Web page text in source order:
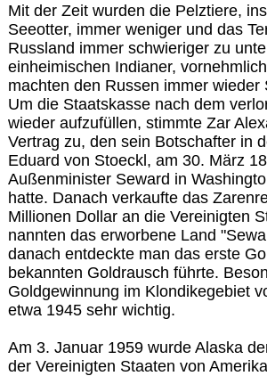
Mit der Zeit wurden die Pelztiere,
Seeotter, immer weniger und das
Russland immer schwieriger zu
einheimischen Indianer,
machten den Russen immer wieder
Um die Staatskasse nach dem
wieder aufzufüllen, stimmte Zar
Vertrag zu, den sein Botschafter in
Eduard von Stoeckl, am 30. März
Außenminister Seward in
hatte. Danach verkaufte das
Millionen Dollar an die Vereinigten
nannten das erworbene Land
danach entdeckte man das erste
bekannten Goldrausch führte.
Goldgewinnung im Klondikegebiet
etwa 1945 sehr wichtig.
Am 3. Januar 1959 wurde Alaska
der Vereinigten Staaten von